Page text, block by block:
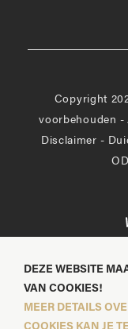
Copyright
voorbehouden -
Disclaimer -
DEZE WEBSITE
VAN COOKIES!
MEER DETAILS